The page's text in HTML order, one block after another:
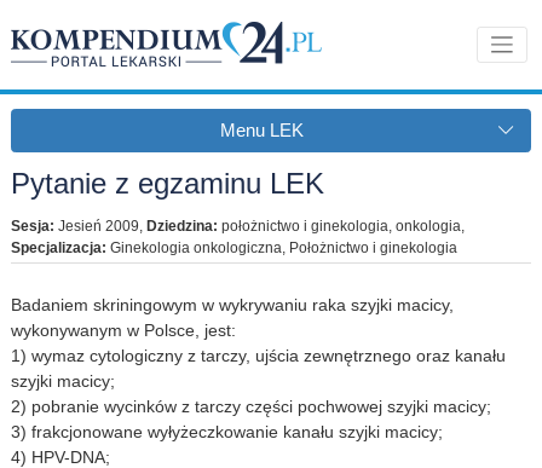
Menu LEK
Pytanie z egzaminu LEK
Sesja: Jesień 2009, Dziedzina: położnictwo i ginekologia, onkologia,
Specjalizacja: Ginekologia onkologiczna, Położnictwo i ginekologia
Badaniem skriningowym w wykrywaniu raka szyjki macicy,
wykonywanym w Polsce, jest:
1) wymaz cytologiczny z tarczy, ujścia zewnętrznego oraz kanału
szyjki macicy;
2) pobranie wycinków z tarczy części pochwowej szyjki macicy;
3) frakcjonowane wyłyżeczkowanie kanału szyjki macicy;
4) HPV-DNA;